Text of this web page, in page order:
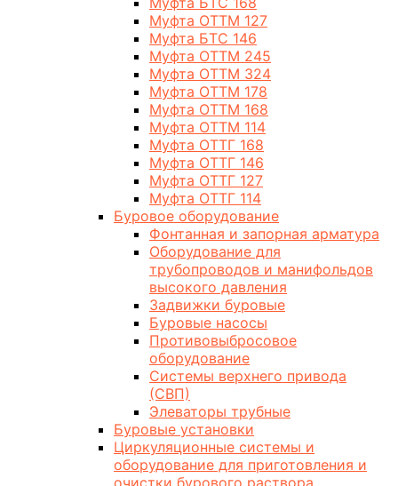
Муфта ОТТМ 127
Муфта БТС 146
Муфта ОТТМ 245
Муфта ОТТМ 324
Муфта ОТТМ 178
Муфта ОТТМ 168
Муфта ОТТМ 114
Муфта ОТТГ 168
Муфта ОТТГ 146
Муфта ОТТГ 127
Муфта ОТТГ 114
Буровое оборудование
Фонтанная и запорная арматура
Оборудование для
трубопроводов и манифольдов
высокого давления
Задвижки буровые
Буровые насосы
Противовыбросовое
оборудование
Системы верхнего привода
(СВП)
Элеваторы трубные
Буровые установки
Циркуляционные системы и
оборудование для приготовления и